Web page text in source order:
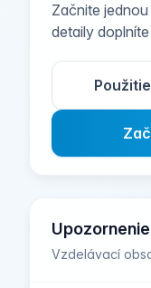
Začnite
detaily
Upozornenie
Vzdelávací